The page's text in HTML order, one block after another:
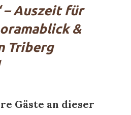
– Auszeit für
&
Triberg
Gäste an dieser